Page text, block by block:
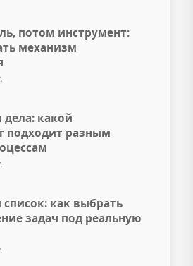
потом инструмент:
механизм
какой
подходит разным
как выбрать
задач под реальную